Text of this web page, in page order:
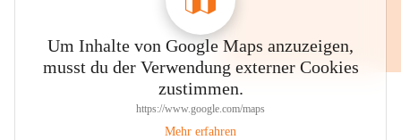
Um Inhalte von Google Maps anzuzeigen,
musst du der Verwendung externer Cookies
zustimmen.
https://www.google.com/maps
Mehr erfahren